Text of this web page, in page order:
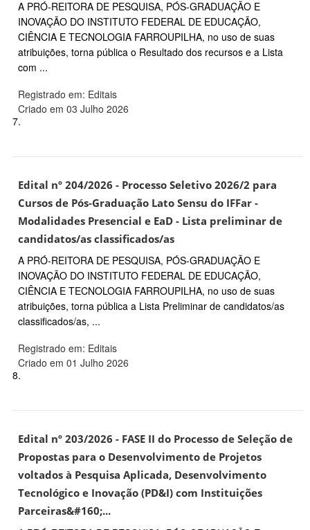
A PRÓ-REITORA DE PESQUISA, PÓS-GRADUAÇÃO E
INOVAÇÃO DO INSTITUTO FEDERAL DE EDUCAÇÃO,
CIÊNCIA E TECNOLOGIA FARROUPILHA, no uso de suas
atribuições, torna pública o Resultado dos recursos e a Lista
com ...
Registrado em: Editais
Criado em 03 Julho 2026
7.
Edital nº 204/2026 - Processo Seletivo 2026/2 para
Cursos de Pós-Graduação Lato Sensu do IFFar -
Modalidades Presencial e EaD - Lista preliminar de
candidatos/as classificados/as
A PRÓ-REITORA DE PESQUISA, PÓS-GRADUAÇÃO E
INOVAÇÃO DO INSTITUTO FEDERAL DE EDUCAÇÃO,
CIÊNCIA E TECNOLOGIA FARROUPILHA, no uso de suas
atribuições, torna pública a Lista Preliminar de candidatos/as
classificados/as, ...
Registrado em: Editais
Criado em 01 Julho 2026
8.
Edital nº 203/2026 - FASE II do Processo de Seleção de
Propostas para o Desenvolvimento de Projetos
voltados à Pesquisa Aplicada, Desenvolvimento
Tecnológico e Inovação (PD&I) com Instituições
Parceiras&#160;...